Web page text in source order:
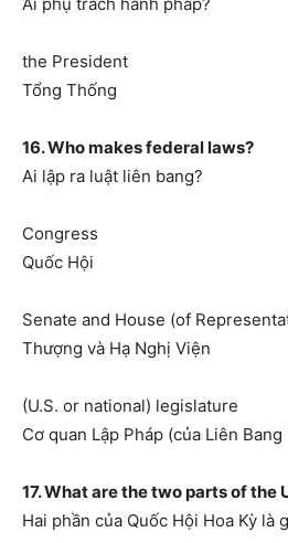
Ai phụ trách hành pháp?
the President
Tổng Thống
16. Who makes federal laws?
Ai lập ra luật liên bang?
Congress
Quốc Hội
Senate and House (of
Thượng và Hạ Nghị Viện
(U.S. or national) legislature
Cơ quan Lập Pháp (của Liên Bang
17. What are the two parts of the
Hai phần của Quốc Hội Hoa Kỳ là